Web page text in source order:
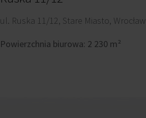
ul. Ruska 11/12, Stare Miasto, Wrocław
Powierzchnia biurowa: 2 230 m²